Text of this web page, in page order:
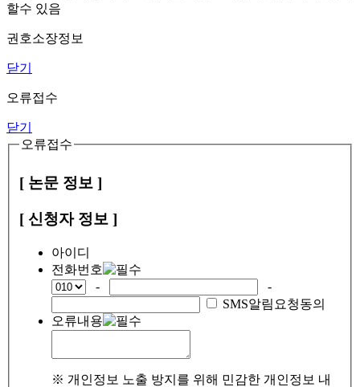
할수 있음
권호소장정보
닫기
오류접수
닫기
오류접수
[ 논문 정보 ]
[ 신청자 정보 ]
아이디
전화번호
-
-
SMS알림요청동의
오류내용
※ 개인정보 노출 방지를 위해 민감한 개인정보 내